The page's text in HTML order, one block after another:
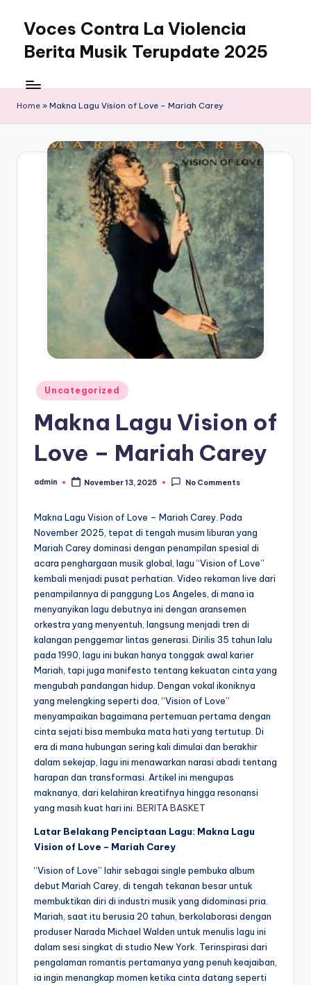
content
Voces Contra La Violencia
Berita Musik Terupdate 2025
Home » Makna Lagu Vision of Love – Mariah Carey
Posted
in
Uncategorized
Makna Lagu Vision of
Love – Mariah Carey
Posted
admin November 13, 2025 No Comments
Makna Lagu Vision of Love – Mariah Carey. Pada
November 2025, tepat di tengah musim liburan yang
Mariah Carey dominasi dengan penampilan spesial di
acara penghargaan musik global, lagu “Vision of Love”
kembali menjadi pusat perhatian. Video rekaman live dari
penampilannya di panggung Los Angeles, di mana ia
menyanyikan lagu debutnya ini dengan aransemen
orkestra yang menyentuh, langsung menjadi tren di
kalangan penggemar lintas generasi. Dirilis 35 tahun lalu
pada 1990, lagu ini bukan hanya tonggak awal karier
Mariah, tapi juga manifesto tentang kekuatan cinta yang
mengubah pandangan hidup. Dengan vokal ikoniknya
yang melengking seperti doa, “Vision of Love”
menyampaikan bagaimana pertemuan pertama dengan
cinta sejati bisa membuka mata hati yang tertutup. Di
era di mana hubungan sering kali dimulai dan berakhir
dalam sekejap, lagu ini menawarkan narasi abadi tentang
harapan dan transformasi. Artikel ini mengupas
maknanya, dari kelahiran kreatifnya hingga resonansi
yang masih kuat hari ini. BERITA BASKET
Latar Belakang Penciptaan Lagu: Makna Lagu
Vision of Love – Mariah Carey
“Vision of Love” lahir sebagai single pembuka album
debut Mariah Carey, di tengah tekanan besar untuk
membuktikan diri di industri musik yang didominasi pria.
Mariah, saat itu berusia 20 tahun, berkolaborasi dengan
produser Narada Michael Walden untuk menulis lagu ini
dalam sesi singkat di studio New York. Terinspirasi dari
pengalaman romantis pertamanya yang penuh keajaiban,
ia ingin menangkap momen ketika cinta datang seperti